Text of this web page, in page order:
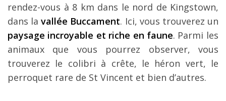
rendez-vous à 8 km dans le nord de Kingstown,
dans lavallée Buccament. Ici, vous trouverez un
paysage incroyable et riche en faune. Parmi les
animaux que vous pourrez observer, vous
trouverez le colibri à crête, le héron vert, le
perroquet rare de St Vincent et bien d’autres.